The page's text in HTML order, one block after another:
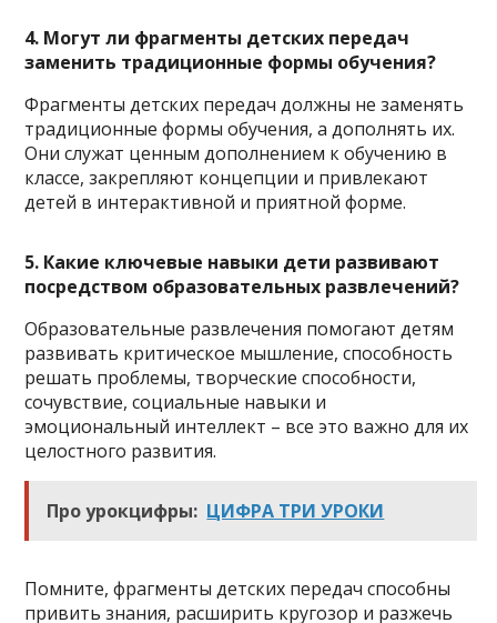
4. Могут ли фрагменты детских передач
заменить традиционные формы обучения?
Фрагменты детских передач должны не заменять
традиционные формы обучения, а дополнять их.
Они служат ценным дополнением к обучению в
классе, закрепляют концепции и привлекают
детей в интерактивной и приятной форме.
5. Какие ключевые навыки дети развивают
посредством образовательных развлечений?
Образовательные развлечения помогают детям
развивать критическое мышление, способность
решать проблемы, творческие способности,
сочувствие, социальные навыки и
эмоциональный интеллект – все это важно для их
целостного развития.
Про урокцифры: ЦИФРА ТРИ УРОКИ
Помните, фрагменты детских передач способны
привить знания, расширить кругозор и разжечь